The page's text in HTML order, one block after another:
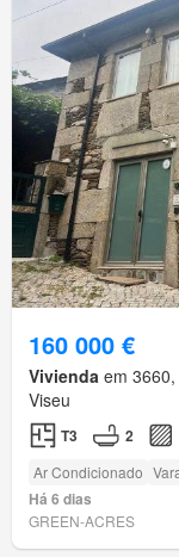
160 000 €
Vivienda em
Viseu
T3 2
Ar Condicionado
Há 6 dias
GREEN-ACRES